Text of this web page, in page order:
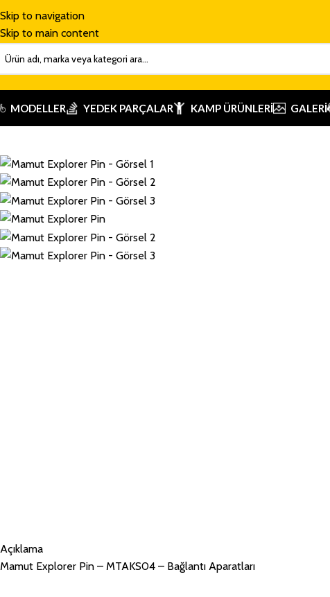
Skip to navigation
Skip to main content
MODELLER YEDEK PARÇALAR KAMP ÜRÜNLERI GALERI
Açıklama
Mamut Explorer Pin – MTAKS04 – Bağlantı Aparatları